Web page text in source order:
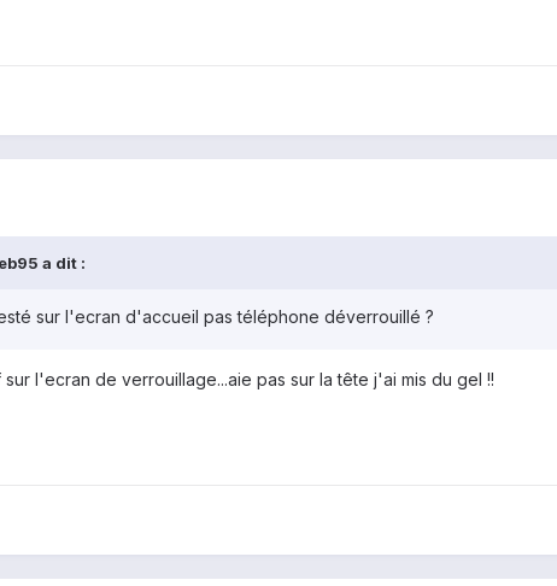
a dit :
sur l'ecran d'accueil pas téléphone déverrouillé ?
l'ecran de verrouillage...aie pas sur la tête j'ai mis du gel !!